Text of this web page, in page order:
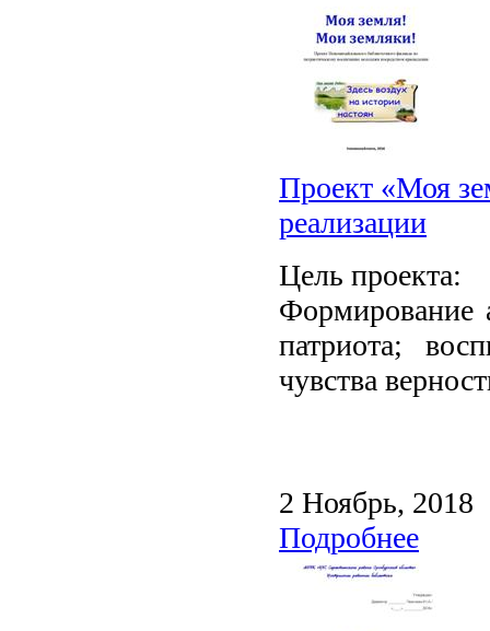
Проект «Моя
реализации
Цель проекта:
Формирование
патриота;
чувства
2 Ноябрь, 2018
Подробнее